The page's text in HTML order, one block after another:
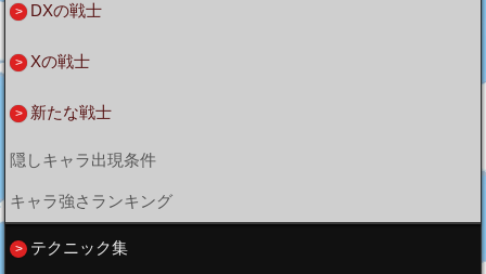
DXの戦士
Xの戦士
新たな戦士
隠しキャラ出現条件
キャラ強さランキング
テクニック集